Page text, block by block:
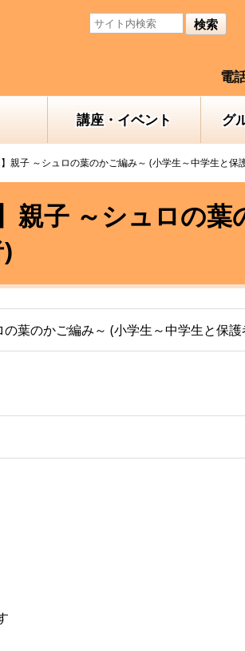
検索
電
講座・イベント グ
親子 ～シュロの葉のかご編み～ (小学生～中学生と保
親子 ～シュロの葉
葉のかご編み～ (小学生～中学生と保護